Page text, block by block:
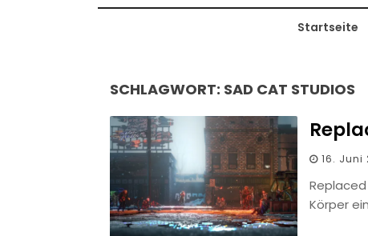
Startseite
SCHLAGWORT: SAD CAT STUDIOS
16. Juni
Körper